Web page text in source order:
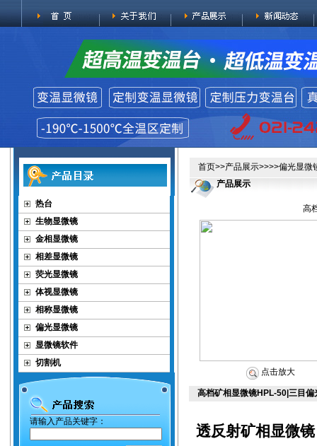
热台
生物显微镜
金相显微镜
相差显微镜
荧光显微镜
体视显微镜
相称显微镜
偏光显微镜
显微镜软件
切割机
请输入产品关键字：
首页>>产品展示>>>>偏光显微
产品展示
高
点击放大
高档矿相显微镜HPL-50|三目
透反射矿相显微镜